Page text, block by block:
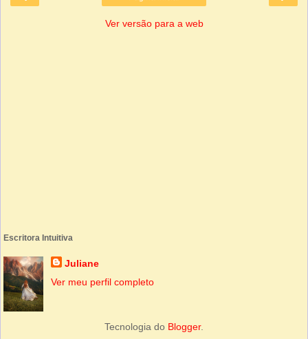
Ver versão para a web
Escritora Intuitiva
Juliane
Ver meu perfil completo
Tecnologia do Blogger.